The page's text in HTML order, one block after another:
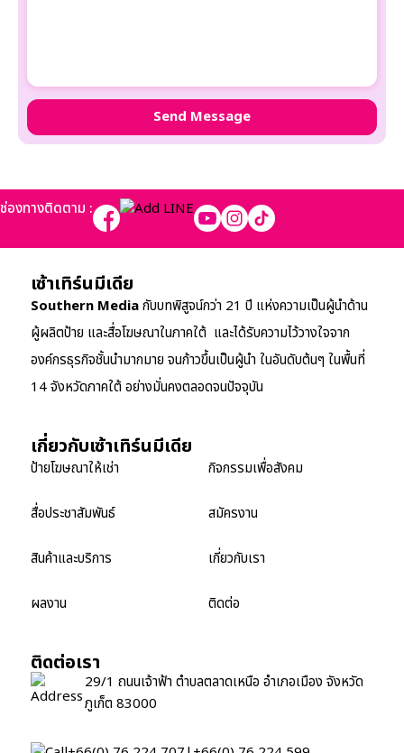
ช่องทางติดตาม :
เซ้าเทิร์นมีเดีย
Southern Mediaกับบทพิสูจน์กว่า 21 ปี แห่งความเป็นผู้นำด้าน
ผู้ผลิตป้าย และสื่อโฆษณาในภาคใต้ และได้รับความไว้วางใจจาก
องค์กรธุรกิจชั้นนำมากมาย จนก้าวขึ้นเป็นผู้นำ ในอันดับต้นๆ ในพื้นที่
14 จังหวัดภาคใต้ อย่างมั่นคงตลอดจนปัจจุบัน
เกี่ยวกับเซ้าเทิร์นมีเดีย
ป้ายโฆษณาให้เช่า
สื่อประชาสัมพันธ์
สินค้าและบริการ
ผลงาน
กิจกรรมเพื่อสังคม
สมัครงาน
เกี่ยวกับเรา
ติดต่อ
ติดต่อเรา
29/1 ถนนเจ้าฟ้า ตำบลตลาดเหนือ อำเภอเมือง จังหวัด
ภูเก็ต 83000